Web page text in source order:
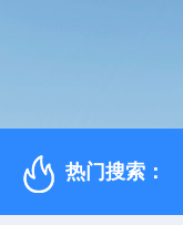
热门搜索：